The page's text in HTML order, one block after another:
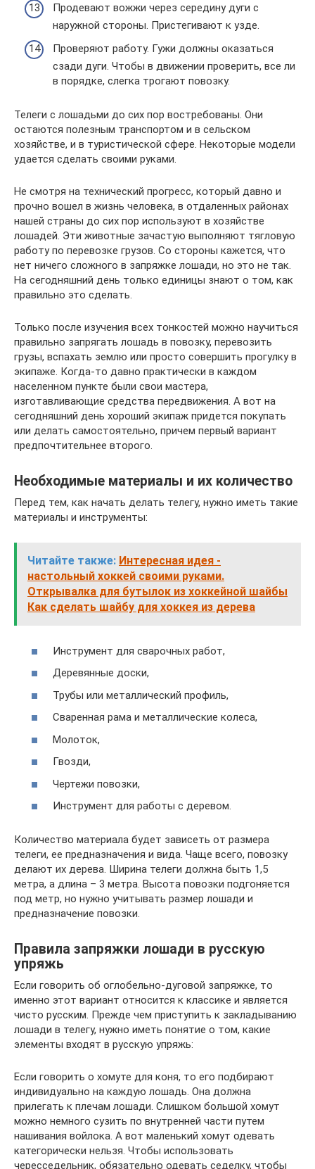
Продевают вожжи через середину дуги с
наружной стороны. Пристегивают к узде.
Проверяют работу. Гужи должны оказаться
сзади дуги. Чтобы в движении проверить, все ли
в порядке, слегка трогают повозку.
Телеги с лошадьми до сих пор востребованы. Они
остаются полезным транспортом и в сельском
хозяйстве, и в туристической сфере. Некоторые модели
удается сделать своими руками.
Не смотря на технический прогресс, который давно и
прочно вошел в жизнь человека, в отдаленных районах
нашей страны до сих пор используют в хозяйстве
лошадей. Эти животные зачастую выполняют тягловую
работу по перевозке грузов. Со стороны кажется, что
нет ничего сложного в запряжке лошади, но это не так.
На сегодняшний день только единицы знают о том, как
правильно это сделать.
Только после изучения всех тонкостей можно научиться
правильно запрягать лошадь в повозку, перевозить
грузы, вспахать землю или просто совершить прогулку в
экипаже. Когда-то давно практически в каждом
населенном пункте были свои мастера,
изготавливающие средства передвижения. А вот на
сегодняшний день хороший экипаж придется покупать
или делать самостоятельно, причем первый вариант
предпочтительнее второго.
Необходимые материалы и их количество
Перед тем, как начать делать телегу, нужно иметь такие
материалы и инструменты:
Читайте также: Интересная идея -
настольный хоккей своими руками.
Открывалка для бутылок из хоккейной шайбы
Как сделать шайбу для хоккея из дерева
Инструмент для сварочных работ,
Деревянные доски,
Трубы или металлический профиль,
Сваренная рама и металлические колеса,
Молоток,
Гвозди,
Чертежи повозки,
Инструмент для работы с деревом.
Количество материала будет зависеть от размера
телеги, ее предназначения и вида. Чаще всего, повозку
делают их дерева. Ширина телеги должна быть 1,5
метра, а длина – 3 метра. Высота повозки подгоняется
под метр, но нужно учитывать размер лошади и
предназначение повозки.
Правила запряжки лошади в русскую
упряжь
Если говорить об оглобельно-дуговой запряжке, то
именно этот вариант относится к классике и является
чисто русским. Прежде чем приступить к закладыванию
лошади в телегу, нужно иметь понятие о том, какие
элементы входят в русскую упряжь:
Если говорить о хомуте для коня, то его подбирают
индивидуально на каждую лошадь. Она должна
прилегать к плечам лошади. Слишком большой хомут
можно немного сузить по внутренней части путем
нашивания войлока. А вот маленький хомут одевать
категорически нельзя. Чтобы использовать
чересседельник, обязательно одевать седелку, чтобы